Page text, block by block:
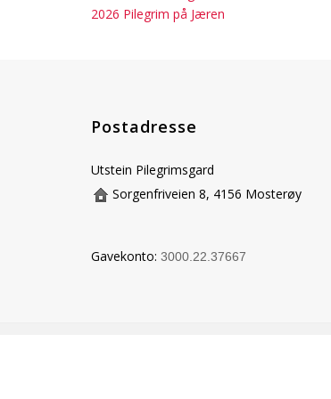
2026 Pilegrim på Jæren
Postadresse
Utstein Pilegrimsgard
Sorgenfriveien 8, 4156 Mosterøy
Gavekonto: 3000.22.37667